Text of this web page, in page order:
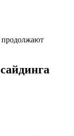
продолжают